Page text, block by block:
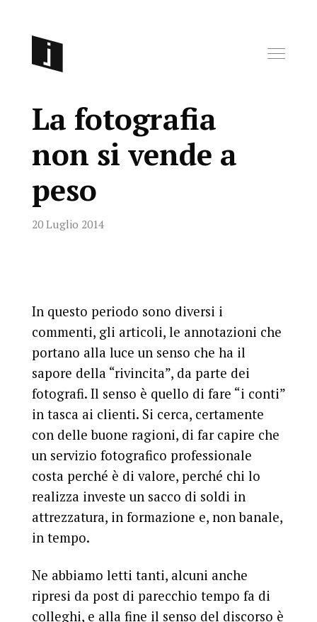
La fotografia
non si vende a
peso
20 Luglio 2014
In questo periodo sono diversi i
commenti, gli articoli, le annotazioni che
portano alla luce un senso che ha il
sapore della “rivincita”, da parte dei
fotografi. Il senso è quello di fare “i conti”
in tasca ai clienti. Si cerca, certamente
con delle buone ragioni, di far capire che
un servizio fotografico professionale
costa perché è di valore, perché chi lo
realizza investe un sacco di soldi in
attrezzatura, in formazione e, non banale,
in tempo.
Ne abbiamo letti tanti, alcuni anche
ripresi da post di parecchio tempo fa di
colleghi, e alla fine il senso del discorso è